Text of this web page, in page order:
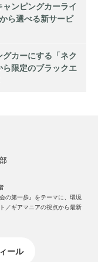
ンピングカーライ
ら選べる新サービ
カーにする「ネク
限定のブラックエ
の第一歩』をテーマに、環境
／ギアマニアの視点から最新
ール